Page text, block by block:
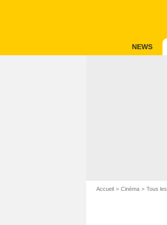
NEWS
Accueil Cinéma Tous